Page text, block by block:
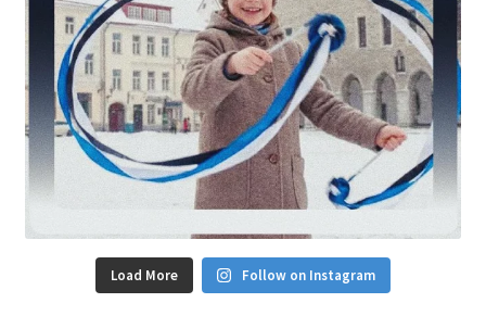
Load More Follow on Instagram